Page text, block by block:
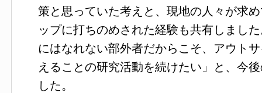
策と思っていた考えと、現地の人々が求
ップに打ちのめされた経験も共有しまし
にはなれない部外者だからこそ、アウト
えることの研究活動を続けたい」と、今
した。